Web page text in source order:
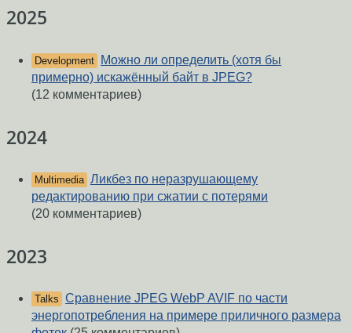
2025
Development
Можно ли определить (хотя бы
примерно) искажённый байт в JPEG?
(12 комментариев)
2024
Multimedia Ликбез по неразрушающему
редактированию при сжатии с потерями
(20 комментариев)
2023
Talks Сравнение JPEG WebP AVIF по части
энергопотребления на примере приличного размера